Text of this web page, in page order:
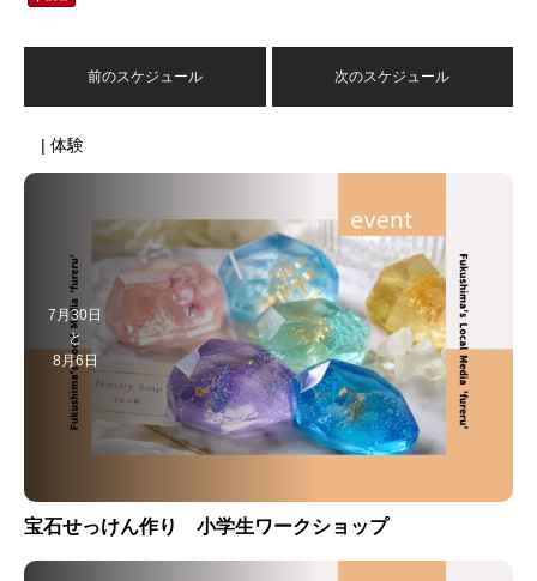
前のスケジュール 次のスケジュール
| 体験
7月30日
と
8月6日
宝石せっけん作り 小学生ワークショップ